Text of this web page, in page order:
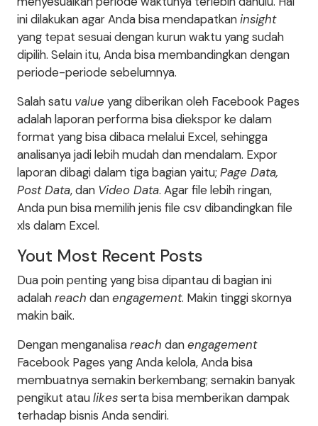
ini dilakukan agar Anda bisa mendapatkaninsight
yang tepat sesuai dengan kurun waktu yang sudah
dipilih. Selain itu, Anda bisa membandingkan dengan
periode-periode sebelumnya.
Salah satu value yang diberikan oleh Facebook Pages
adalah laporan performa bisa diekspor ke dalam
format yang bisa dibaca melalui Excel, sehingga
analisanya jadi lebih mudah dan mendalam. Expor
laporan dibagi dalam tiga bagian yaitu; Page Data,
Post Data, dan Video Data. Agar file lebih ringan,
Anda pun bisa memilih jenis file csv dibandingkan file
xls dalam Excel.
Yout Most Recent Posts
Dua poin penting yang bisa dipantau di bagian ini
adalahreach danengagement. Makin tinggi skornya
makin baik.
Dengan menganalisareach danengagement
Facebook Pages yang Anda kelola, Anda bisa
membuatnya semakin berkembang; semakin banyak
pengikut ataulikesserta bisa memberikan dampak
terhadap bisnis Anda sendiri.